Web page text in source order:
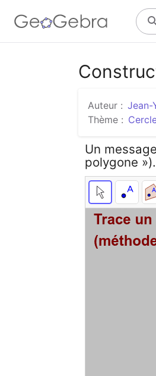
Auteur : Jean-
Thème :
Un
polygone »).